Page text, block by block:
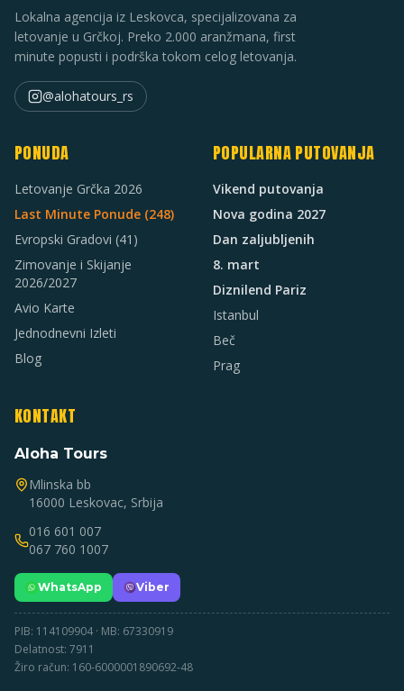
Lokalna agencija iz Leskovca, specijalizovana za
letovanje u Grčkoj. Preko 2.000 aranžmana, first
minute popusti i podrška tokom celog letovanja.
@alohatours_rs
PONUDA
Letovanje Grčka 2026
Last Minute Ponude (248)
Evropski Gradovi (41)
Zimovanje i Skijanje
2026/2027
Avio Karte
Jednodnevni Izleti
Blog
POPULARNA PUTOVANJA
Vikend putovanja
Nova godina 2027
Dan zaljubljenih
8. mart
Diznilend Pariz
Istanbul
Beč
Prag
KONTAKT
Aloha Tours
Mlinska bb
16000 Leskovac, Srbija
016 601 007
067 760 1007
WhatsApp Viber
PIB: 114109904 · MB: 67330919
Delatnost: 7911
Žiro račun: 160-6000001890692-48